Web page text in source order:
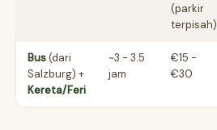
(parkir
terpisah)
Bus(dari
Salzburg) +
Kereta/Feri
~3 - 3.5
jam
€15 -
€30